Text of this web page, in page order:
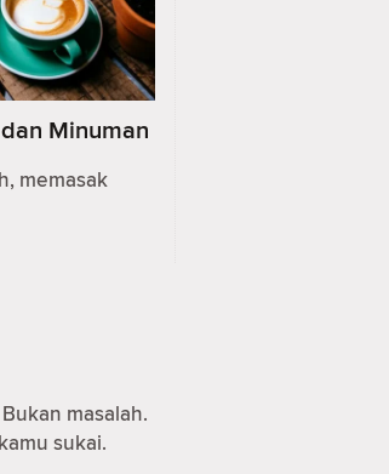
Minuman
memasak
masalah.
sukai.